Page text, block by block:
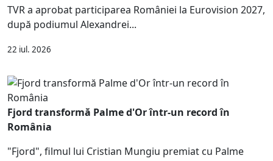
TVR a aprobat participarea României la Eurovision 2027,
după podiumul Alexandrei...
22 iul. 2026
Fjord transformă Palme d'Or într-un record în
România
"Fjord", filmul lui Cristian Mungiu premiat cu Palme